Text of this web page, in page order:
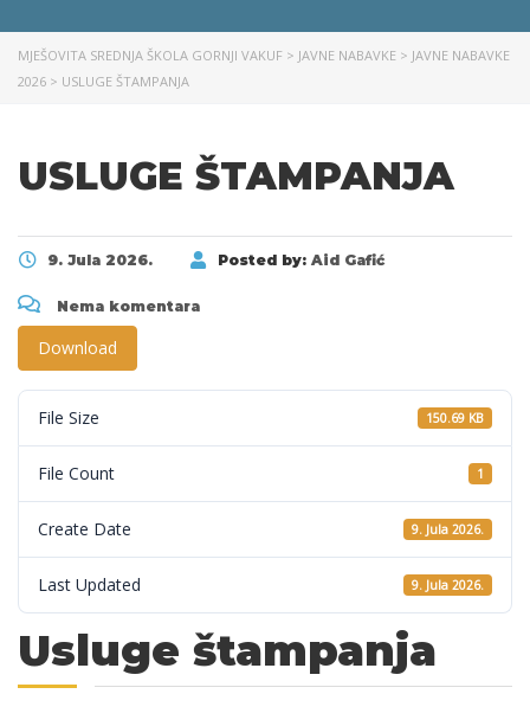
MJEŠOVITA SREDNJA ŠKOLA GORNJI VAKUF > JAVNE NABAVKE > JAVNE NABAVKE
2026 > USLUGE ŠTAMPANJA
USLUGE ŠTAMPANJA
9. Jula 2026. Posted by: Aid Gafić
Nema komentara
Download
File Size 150.69 KB
File Count 1
Create Date 9. Jula 2026.
Last Updated 9. Jula 2026.
Usluge štampanja